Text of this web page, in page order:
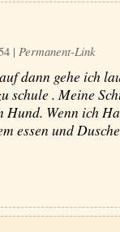
| Permanent-Link
dann gehe ich
schule . Meine
Hund. Wenn ich
essen und